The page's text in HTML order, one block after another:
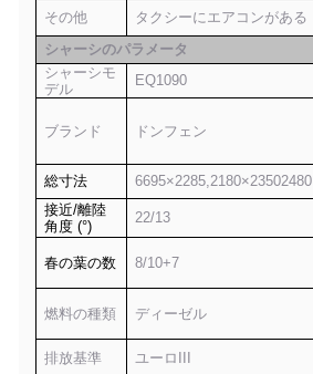
その他
タクシーにエアコンがある
シャーシのパラメータ
シャーシモ
デル
EQ1090
ブランド ドンフェン
総寸法 6695×2285,2180×23502480
接近/離陸
角度 (°)
22/13
春の葉の数 8/10+7
燃料の種類 ディーゼル
排放基準
ユーロIII